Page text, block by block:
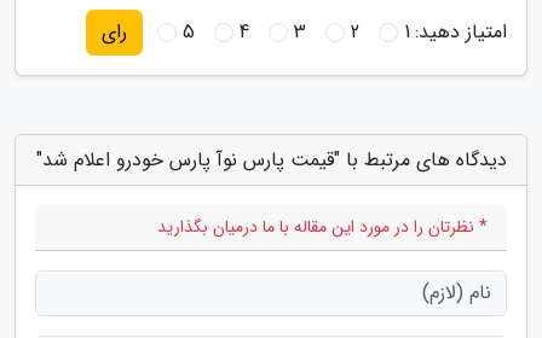
امتیاز دهید:1
2
3
4
5 رای
دیدگاه های مرتبط با "قیمت پارس نوآ پارس خودرو اعلام شد"
* نظرتان را در مورد این مقاله با ما درمیان بگذارید